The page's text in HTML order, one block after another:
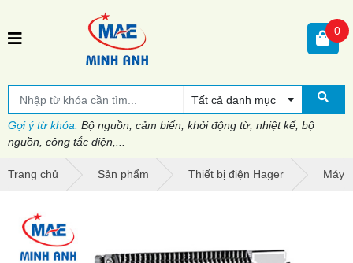
Tất cả danh mục
Gợi ý từ khóa: Bộ nguồn, cảm biến, khởi động từ, nhiệt kế, bộ
nguồn, công tắc điện,...
0
Trang chủ Sản phẩm Thiết bị điện Hager Máy